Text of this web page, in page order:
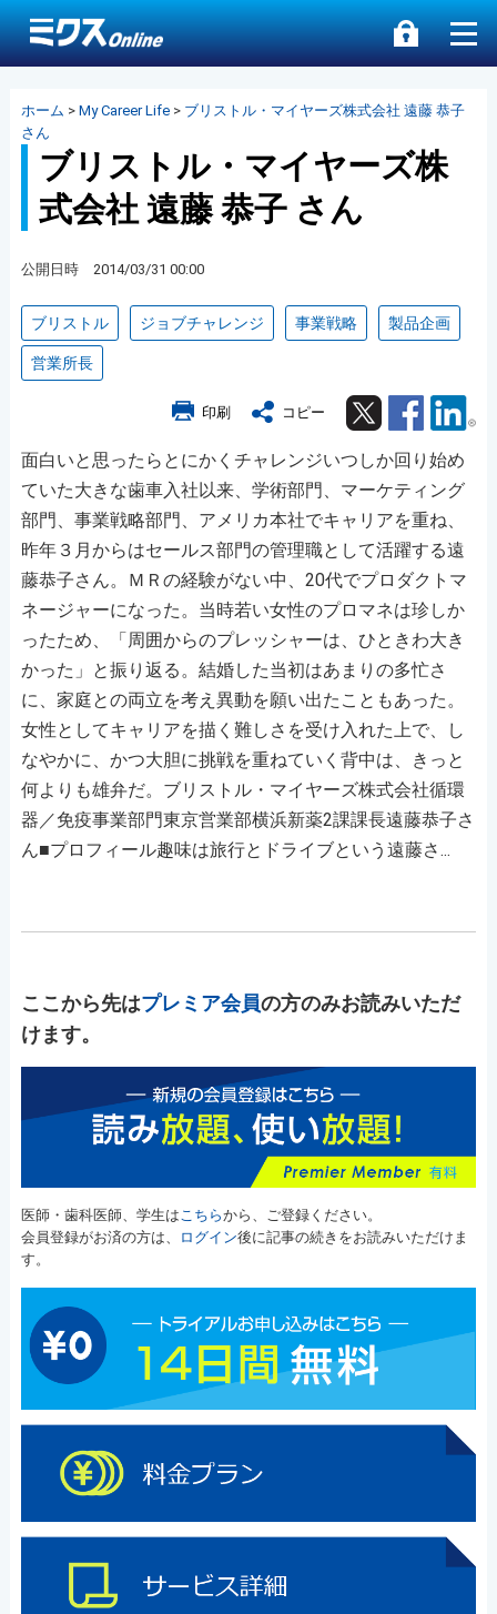
ホーム > My Career Life> ブリストル・マイヤーズ株式会社 遠藤 恭子
さん
ブリストル・マイヤーズ株
式会社 遠藤 恭子 さん
公開日時 2014/03/31 00:00
ブリストル ジョブチャレンジ 事業戦略 製品企画
営業所長
印刷 コピー Twitter Facebook
面白いと思ったらとにかくチャレンジいつしか回り始め
ていた大きな歯車入社以来、学術部門、マーケティング
部門、事業戦略部門、アメリカ本社でキャリアを重ね、
昨年３月からはセールス部門の管理職として活躍する遠
藤恭子さん。ＭＲの経験がない中、20代でプロダクトマ
ネージャーになった。当時若い女性のプロマネは珍しか
ったため、「周囲からのプレッシャーは、ひときわ大き
かった」と振り返る。結婚した当初はあまりの多忙さ
に、家庭との両立を考え異動を願い出たこともあった。
女性としてキャリアを描く難しさを受け入れた上で、し
なやかに、かつ大胆に挑戦を重ねていく背中は、きっと
何よりも雄弁だ。ブリストル・マイヤーズ株式会社循環
器／免疫事業部門東京営業部横浜新薬2課課長遠藤恭子さ
ん■プロフィール趣味は旅行とドライブという遠藤さ...
ここから先はプレミア会員の方のみお読みいただ
けます。
医師・歯科医師、学生はこちらから、ご登録ください。
会員登録がお済の方は、
ログイン後に記事の続きをお読みいただけま
す。